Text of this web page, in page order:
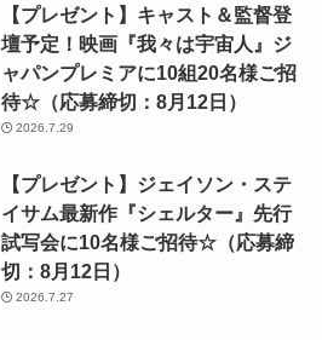
【プレゼント】キャスト＆監督登
壇予定！映画『我々は宇宙人』ジ
ャパンプレミアに10組20名様ご招
待☆（応募締切：8月12日）
2026.7.29
【プレゼント】ジェイソン・ステ
イサム最新作『シェルター』先行
試写会に10名様ご招待☆（応募締
切：8月12日）
2026.7.27